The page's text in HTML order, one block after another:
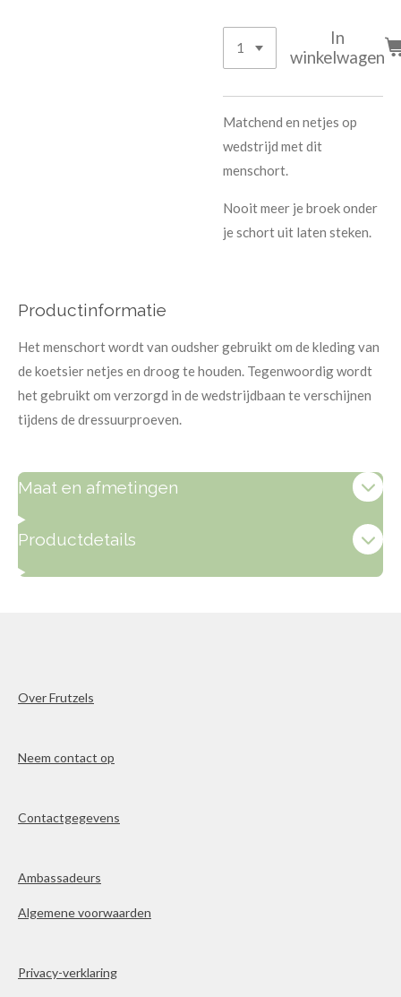
In
winkelwagen
Matchend en netjes op
wedstrijd met dit
menschort.
Nooit meer je broek onder
je schort uit laten steken.
Productinformatie
Het menschort wordt van oudsher gebruikt om de kleding van
de koetsier netjes en droog te houden. Tegenwoordig wordt
het gebruikt om verzorgd in de wedstrijdbaan te verschijnen
tijdens de dressuurproeven.
Maat en afmetingen
Productdetails
Over Frutzels
Neem contact op
Contactgegevens
Ambassadeurs
Algemene voorwaarden
Privacy-verklaring